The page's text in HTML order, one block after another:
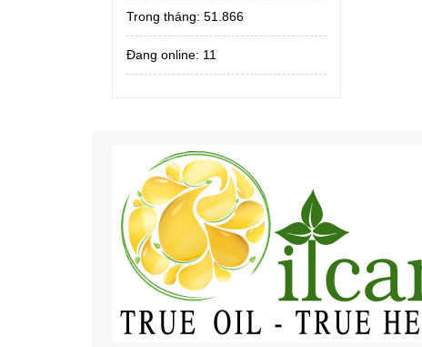
Trong tháng: 51.866
Đang online: 11